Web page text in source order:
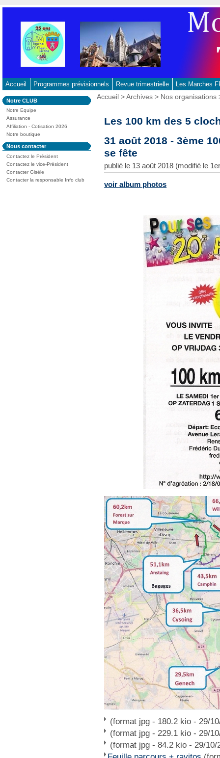
contenu
principal
-
Aller
à
la
recherche
Accueil Programmes prévisionnels Revue trimestrielle Les Marches
Dans
la
rubrique
:
Notre CLUB
Notre Equipe
Assurance
Affiliation - Cotisation 2026
Notre boutique
Dans
la
rubrique
:
Nous contacter
Contactez le Président
Contactez le vice-Président
Contacter Gisèle
Contacter la responsable Info club
Vous
Accueil >Archives > Nos organisations
Les 100 km des 5
31 août 2018 - 3ème
se fête
publié le 13 août 2018 (modifié le
voir album photos
(format jpg - 180.2 kio - 29/
(format jpg - 229.1 kio - 29/
(format jpg - 84.2 kio - 29/10/